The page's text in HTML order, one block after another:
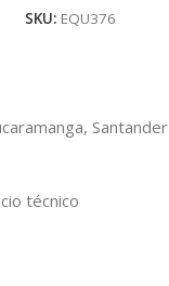
SKU: EQU376
Santander
técnico